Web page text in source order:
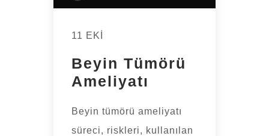
11 EKI
Beyin Tümörü
Ameliyatı
Beyin tümörü ameliyatı
süreci, riskleri, kullanılan